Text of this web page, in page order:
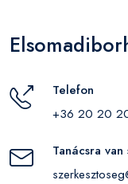
Telefon
+36 20 20
Tanácsra